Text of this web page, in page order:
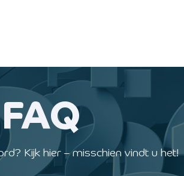
FAQ
Kijk hier – misschien vindt u het!